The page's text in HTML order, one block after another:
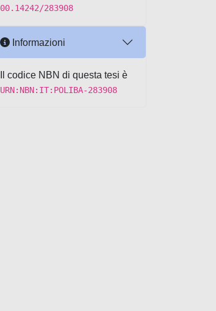
00.14242/283908
Informazioni
Il codice NBN di questa tesi è
URN:NBN:IT:POLIBA-283908